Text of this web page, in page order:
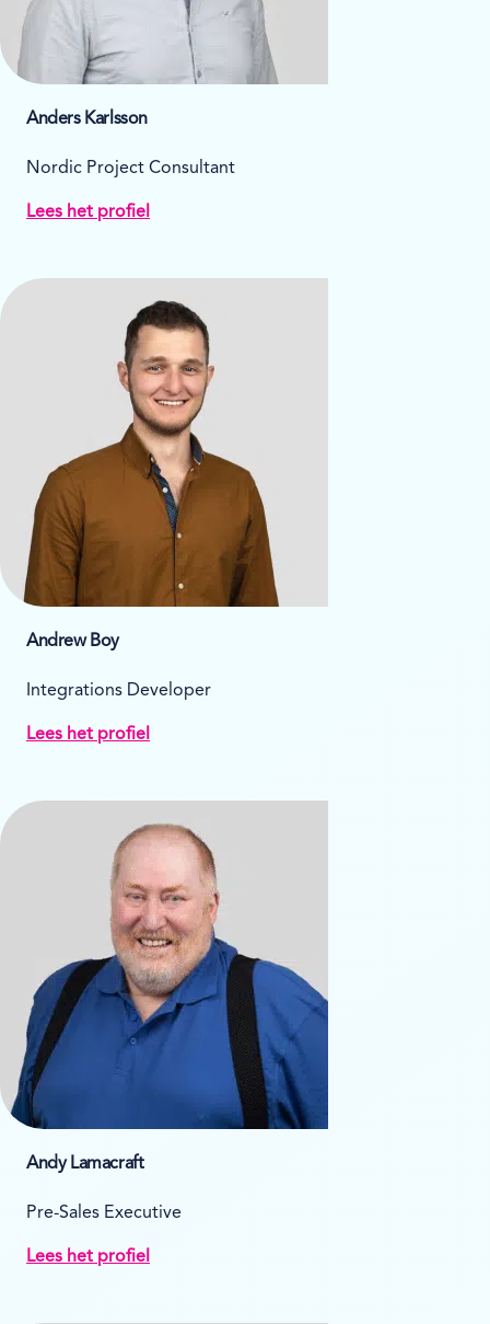
Anders Karlsson
Nordic Project Consultant
Lees het profiel
Andrew Boy
Integrations Developer
Lees het profiel
Andy Lamacraft
Pre-Sales Executive
Lees het profiel